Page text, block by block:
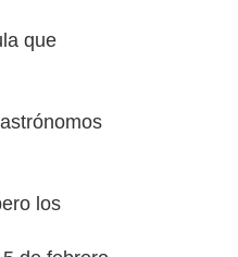
que
los